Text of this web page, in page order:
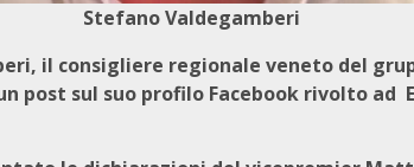
Stefano Valdegamberi
il consigliere regionale veneto del
post sul suo profilo Facebook rivolto ad